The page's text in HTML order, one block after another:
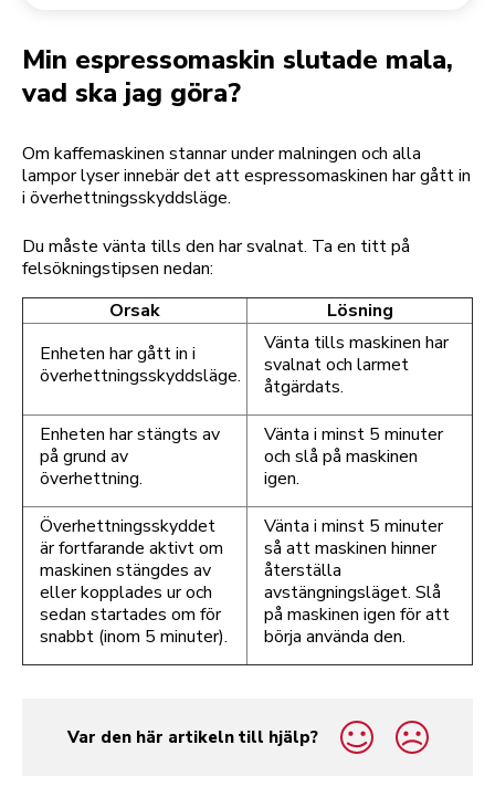
Min espressomaskin slutade mala,
vad ska jag göra?
Om kaffemaskinen stannar under malningen och alla
lampor lyser innebär det att espressomaskinen har gått in
i överhettningsskyddsläge.
Du måste vänta tills den har svalnat. Ta en titt på
felsökningstipsen nedan:
Orsak
Lösning
Enheten har gått in i
överhettningsskyddsläge.
Vänta tills maskinen har
svalnat och larmet
åtgärdats.
Enheten har stängts av
på grund av
överhettning.
Vänta i minst 5 minuter
och slå på maskinen
igen.
Överhettningsskyddet
är fortfarande aktivt om
maskinen stängdes av
eller kopplades ur och
sedan startades om för
snabbt (inom 5 minuter).
Vänta i minst 5 minuter
så att maskinen hinner
återställa
avstängningsläget. Slå
på maskinen igen för att
börja använda den.
Var den här artikeln till hjälp?
yes
no